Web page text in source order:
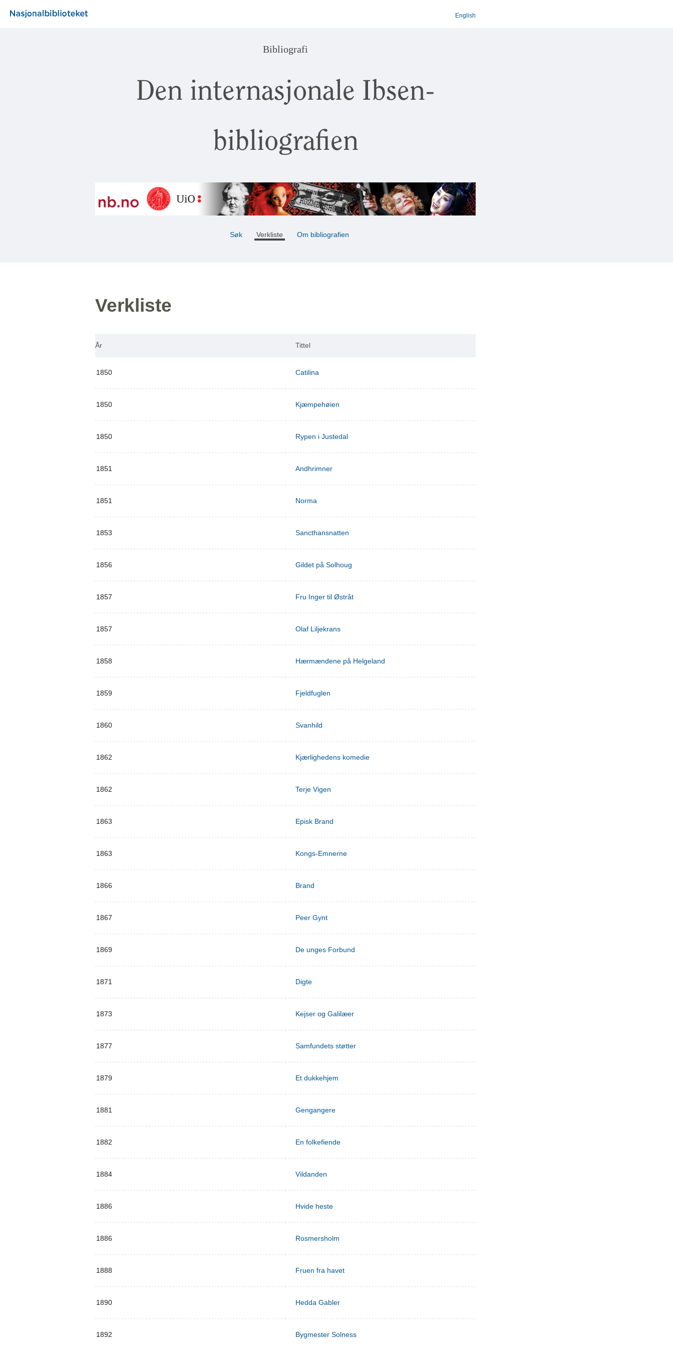
English
Bibliografi
Den internasjonale Ibsen-
bibliografien
Søk Verkliste Om bibliografien
Verkliste
År Tittel
1850 Catilina
1850 Kjæmpehøien
1850 Rypen i Justedal
1851 Andhrimner
1851 Norma
1853 Sancthansnatten
1856 Gildet på Solhoug
1857 Fru Inger til Østråt
1857 Olaf Liljekrans
1858 Hærmændene på Helgeland
1859 Fjeldfuglen
1860 Svanhild
1862 Kjærlighedens komedie
1862 Terje Vigen
1863 Episk Brand
1863 Kongs-Emnerne
1866 Brand
1867 Peer Gynt
1869 De unges Forbund
1871 Digte
1873 Kejser og Galilæer
1877 Samfundets støtter
1879 Et dukkehjem
1881 Gengangere
1882 En folkefiende
1884 Vildanden
1886 Hvide heste
1886 Rosmersholm
1888 Fruen fra havet
1890 Hedda Gabler
1892 Bygmester Solness